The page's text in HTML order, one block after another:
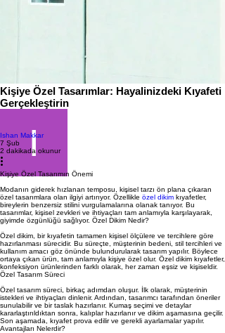
Kişiye Özel Tasarımlar: Hayalinizdeki Kıyafeti
Gerçekleştirin
Ishan Makkar
7 Şub
2 dakikada okunur
Kişiye Özel Tasarımın Önemi
Modanın giderek hızlanan temposu, kişisel tarzı ön plana çıkaran
özel tasarımlara olan ilgiyi artırıyor. Özellikle özel dikim kıyafetler,
bireylerin benzersiz stilini vurgulamalarına olanak tanıyor. Bu
tasarımlar, kişisel zevkleri ve ihtiyaçları tam anlamıyla karşılayarak,
giyimde özgünlüğü sağlıyor. Özel Dikim Nedir?
Özel dikim, bir kıyafetin tamamen kişisel ölçülere ve tercihlere göre
hazırlanması sürecidir. Bu süreçte, müşterinin bedeni, stil tercihleri ve
kullanım amacı göz önünde bulundurularak tasarım yapılır. Böylece
ortaya çıkan ürün, tam anlamıyla kişiye özel olur. Özel dikim kıyafetler,
konfeksiyon ürünlerinden farklı olarak, her zaman eşsiz ve kişiseldir.
Özel Tasarım Süreci
Özel tasarım süreci, birkaç adımdan oluşur. İlk olarak, müşterinin
istekleri ve ihtiyaçları dinlenir. Ardından, tasarımcı tarafından öneriler
sunulabilir ve bir taslak hazırlanır. Kumaş seçimi ve detaylar
kararlaştırıldıktan sonra, kalıplar hazırlanır ve dikim aşamasına geçilir.
Son aşamada, kıyafet prova edilir ve gerekli ayarlamalar yapılır.
Avantajları Nelerdir?